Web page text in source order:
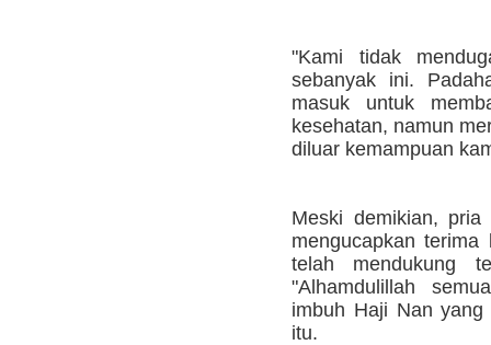
"Kami tidak
sebanyak ini.
masuk untuk
kesehatan, namun
diluar kemampuan
Meski demikian,
mengucapkan
telah mendukung
"Alhamdulillah
imbuh Haji Nan
itu.